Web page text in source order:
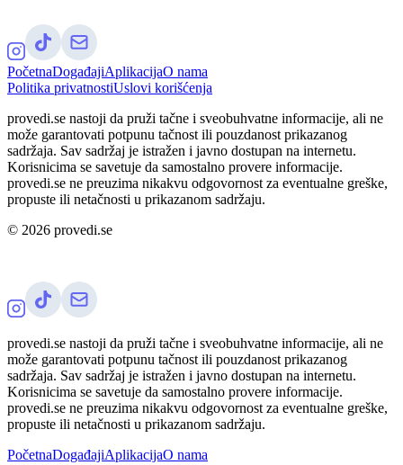
PočetnaDogađajiAplikacijaO nama
Politika privatnostiUslovi korišćenja
provedi.se nastoji da pruži tačne i sveobuhvatne informacije, ali ne
može garantovati potpunu tačnost ili pouzdanost prikazanog
sadržaja. Sav sadržaj je istražen i javno dostupan na internetu.
Korisnicima se savetuje da samostalno provere informacije.
provedi.se ne preuzima nikakvu odgovornost za eventualne greške,
propuste ili netačnosti u prikazanom sadržaju.
© 2026 provedi.se
provedi.se nastoji da pruži tačne i sveobuhvatne informacije, ali ne
može garantovati potpunu tačnost ili pouzdanost prikazanog
sadržaja. Sav sadržaj je istražen i javno dostupan na internetu.
Korisnicima se savetuje da samostalno provere informacije.
provedi.se ne preuzima nikakvu odgovornost za eventualne greške,
propuste ili netačnosti u prikazanom sadržaju.
PočetnaDogađajiAplikacijaO nama